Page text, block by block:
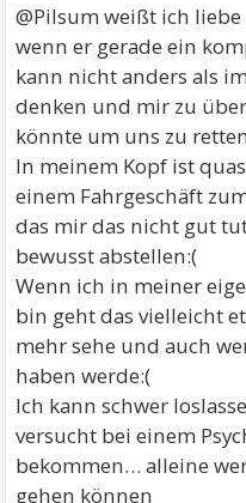
@Pilsum weißt ich
wenn er gerade ein
kann nicht anders als
denken und mir zu
könnte um uns zu
In meinem Kopf ist
einem Fahrgeschäft
das mir das nicht gut
bewusst abstellen:(
Wenn ich in meiner
bin geht das vielleicht
mehr sehe und auch
haben werde:(
Ich kann schwer
versucht bei einem
bekommen… alleine
gehen können